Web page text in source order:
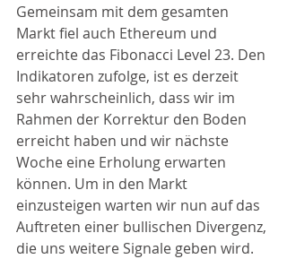
Gemeinsam mit dem gesamten
Markt fiel auch Ethereum und
erreichte das Fibonacci Level 23. Den
Indikatoren zufolge, ist es derzeit
sehr wahrscheinlich, dass wir im
Rahmen der Korrektur den Boden
erreicht haben und wir nächste
Woche eine Erholung erwarten
können. Um in den Markt
einzusteigen warten wir nun auf das
Auftreten einer bullischen Divergenz,
die uns weitere Signale geben wird.